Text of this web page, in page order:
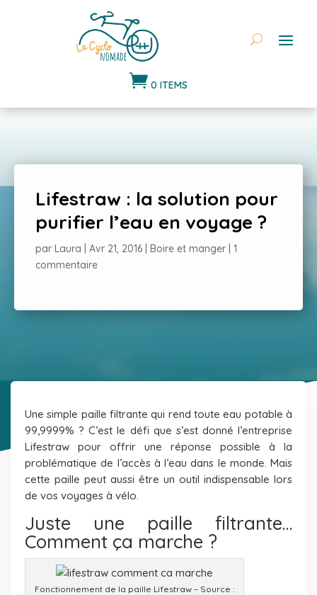
 0 ITEMS
Lifestraw : la solution pour
purifier l’eau en voyage ?
par Laura Avr 21, 2016 Boire et manger
1
commentaire
Une simple paille filtrante qui rend toute eau potable à
99,9999% ? C’est le défi que s’est donné l’entreprise
Lifestraw pour offrir une réponse possible à la
problématique de l’accès à l’eau dans le monde. Mais
cette paille peut aussi être un outil indispensable lors
de vos voyages à vélo.
Juste une paille filtrante…
Comment ça marche ?
Fonctionnement de la paille Lifestraw – Source :